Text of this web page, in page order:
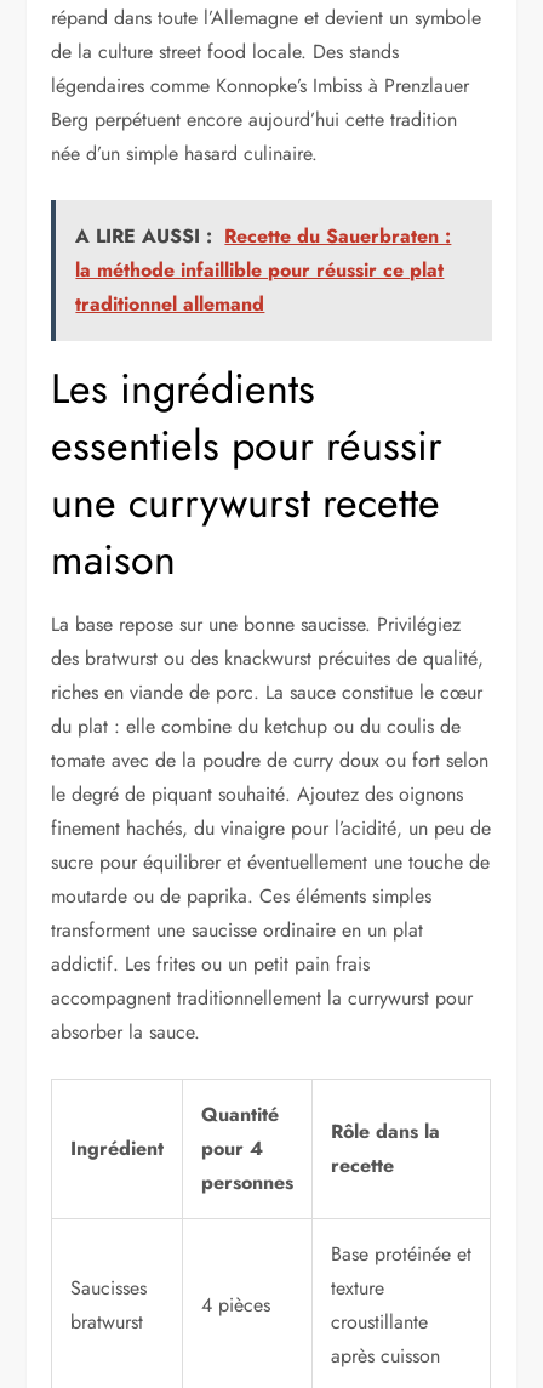
répand dans toute l’Allemagne et devient un symbole
de la culture street food locale. Des stands
légendaires comme Konnopke’s Imbiss à Prenzlauer
Berg perpétuent encore aujourd’hui cette tradition
née d’un simple hasard culinaire.
A LIRE AUSSI : Recette du Sauerbraten :
la méthode infaillible pour réussir ce plat
traditionnel allemand
Les ingrédients
essentiels pour réussir
une currywurst recette
maison
La base repose sur une bonne saucisse. Privilégiez
des bratwurst ou des knackwurst précuites de qualité,
riches en viande de porc. La sauce constitue le cœur
du plat : elle combine du ketchup ou du coulis de
tomate avec de la poudre de curry doux ou fort selon
le degré de piquant souhaité. Ajoutez des oignons
finement hachés, du vinaigre pour l’acidité, un peu de
sucre pour équilibrer et éventuellement une touche de
moutarde ou de paprika. Ces éléments simples
transforment une saucisse ordinaire en un plat
addictif. Les frites ou un petit pain frais
accompagnent traditionnellement la currywurst pour
absorber la sauce.
Ingrédient
Quantité
pour 4
personnes
Rôle dans la
recette
Saucisses
bratwurst
4 pièces
Base protéinée et
texture
croustillante
après cuisson